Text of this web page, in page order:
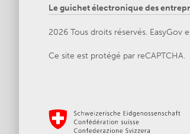
Le guichet électronique des
2026 Tous droits réservés. EasyGov
Ce site est protégé par reCAPTCHA.